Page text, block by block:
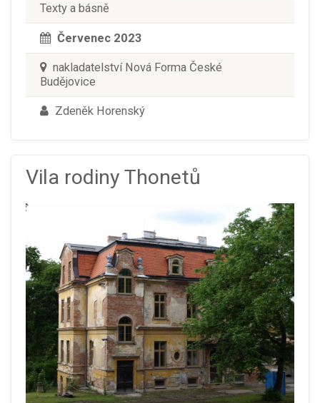
Texty a básně
Červenec 2023
nakladatelství Nová Forma České
Budějovice
Zdeněk Horenský
Vila rodiny Thonetů